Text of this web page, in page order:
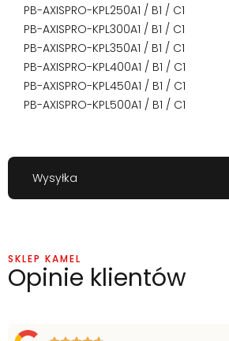
PB-AXISPRO-KPL250A1 / B1 / C1
PB-AXISPRO-KPL300A1 / B1 / C1
PB-AXISPRO-KPL350A1 / B1 / C1
PB-AXISPRO-KPL400A1 / B1 / C1
PB-AXISPRO-KPL450A1 / B1 / C1
PB-AXISPRO-KPL500A1 / B1 / C1
Wysyłka
SKLEP KAMEL
Opinie klientów